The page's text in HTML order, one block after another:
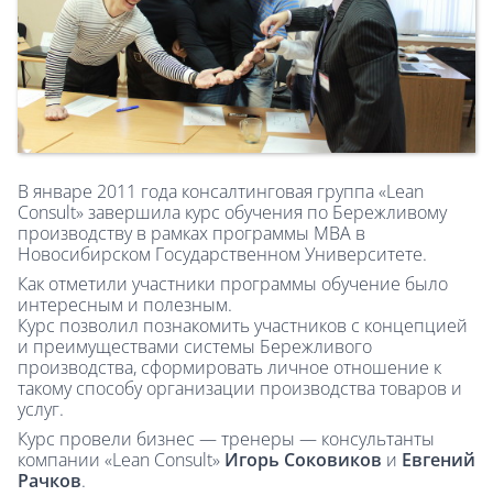
В январе 2011 года консалтинговая группа «Lean
Consult» завершила курс обучения по Бережливому
производству в рамках программы МВА в
Новосибирском Государственном Университете.
Как отметили участники программы обучение было
интересным и полезным.
Курс позволил познакомить участников с концепцией
и преимуществами системы Бережливого
производства, сформировать личное отношение к
такому способу организации производства товаров и
услуг.
Курс провели бизнес — тренеры — консультанты
компании «Lean Consult» Игорь Соковиков и Евгений
Рачков.